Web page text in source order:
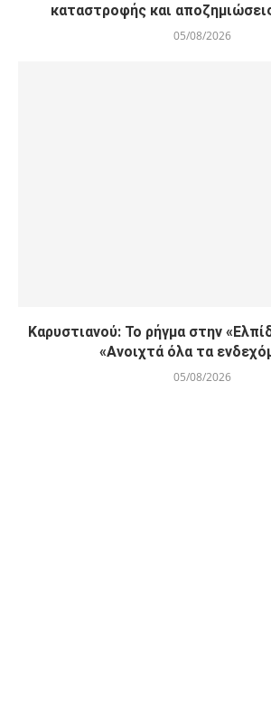
καταστροφής και
05/08/2026
Καρυστιανού: Το ρήγμα στην
«Ανοιχτά όλα τα
05/08/2026